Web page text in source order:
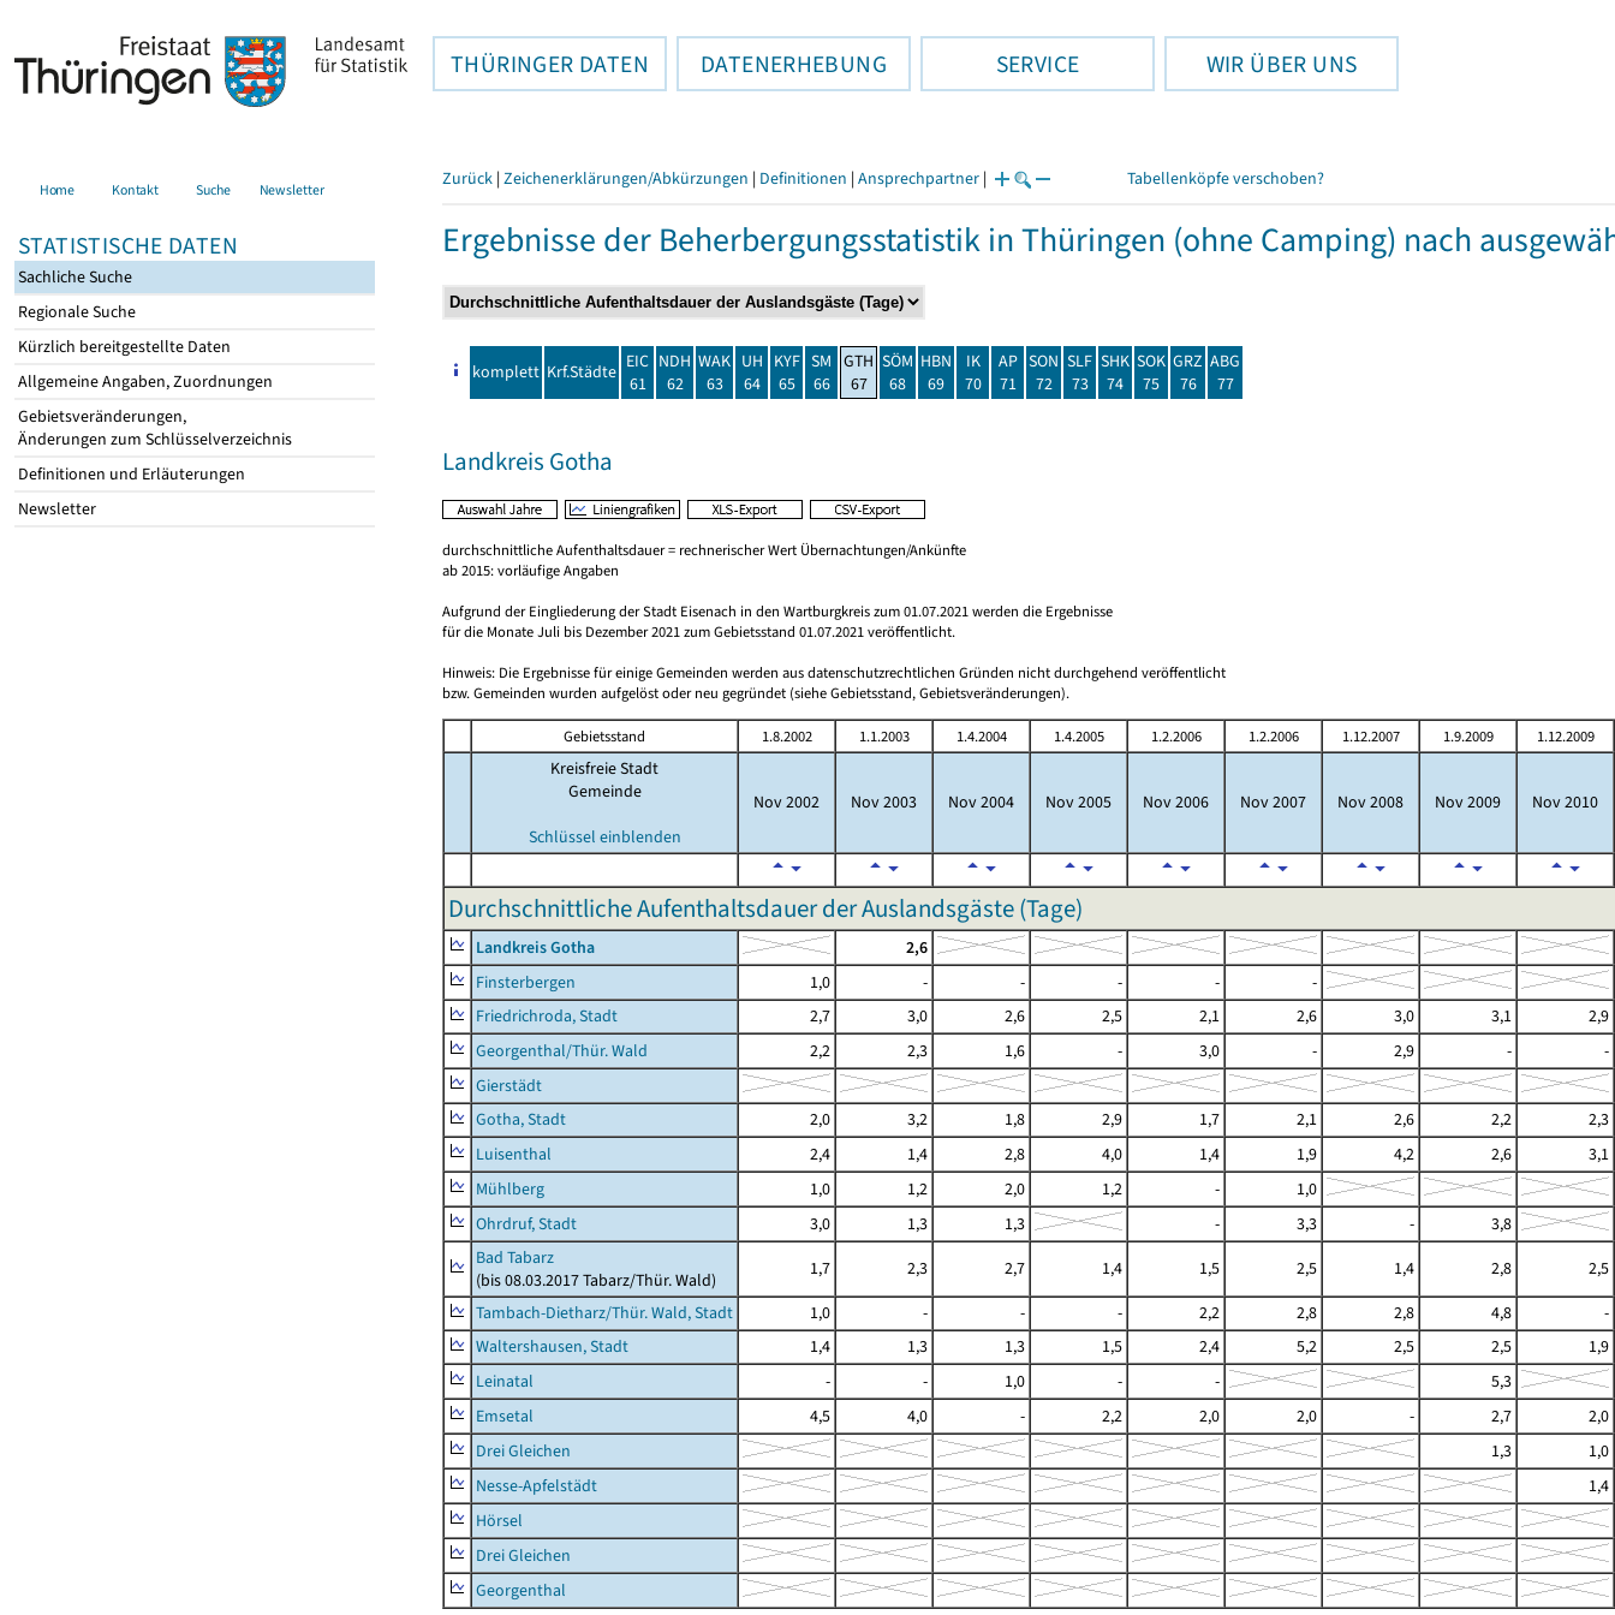
THÜRINGER DATEN DATENERHEBUNG SERVICE WIR ÜBER UNS
Home Kontakt Suche Newsletter
STATISTISCHE DATEN
Sachliche Suche
Regionale Suche
Kürzlich bereitgestellte Daten
Allgemeine Angaben, Zuordnungen
Gebietsveränderungen,
Änderungen zum Schlüsselverzeichnis
Definitionen und Erläuterungen
Newsletter
Zurück | Zeichenerklärungen/Abkürzungen | Definitionen | Ansprechpartner | Tabellenköpfe verschoben?
Ergebnisse der Beherbergungsstatistik in Thüringen (ohne Camping) nach
komplett Krf.Städte EIC
61
NDH
62
WAK
63
UH
64
KYF
65
SM
66
GTH
67
SÖM
68
HBN
69
IK
70
AP
71
SON
72
SLF
73
SHK
74
SOK
75
GRZ
76
ABG
77
Landkreis Gotha
durchschnittliche Aufenthaltsdauer = rechnerischer Wert Übernachtungen/Ankünfte
ab 2015: vorläufige Angaben
Aufgrund der Eingliederung der Stadt Eisenach in den Wartburgkreis zum 01.07.2021 werden die Ergebnisse
für die Monate Juli bis Dezember 2021 zum Gebietsstand 01.07.2021 veröffentlicht.
Hinweis: Die Ergebnisse für einige Gemeinden werden aus datenschutzrechtlichen Gründen nicht durchgehend veröffentlicht
bzw. Gemeinden wurden aufgelöst oder neu gegründet (siehe Gebietsstand, Gebietsveränderungen).
Gebietsstand 1.8.2002 1.1.2003 1.4.2004 1.4.2005 1.2.2006 1.2.2006 1.12.2007 1.9.2009 1.12.2009
Kreisfreie Stadt
Gemeinde
Schlüssel einblenden
Nov 2002 Nov 2003 Nov 2004 Nov 2005 Nov 2006 Nov 2007 Nov 2008 Nov 2009 Nov 2010
Durchschnittliche Aufenthaltsdauer der Auslandsgäste (Tage)
Landkreis Gotha
2,6
Finsterbergen
1,0 - - - -
-
Friedrichroda, Stadt
2,7 3,0 2,6 2,5 2,1 2,6 3,0 3,1
2,9
Georgenthal/Thür. Wald
2,2 2,3 1,6 - 3,0 - 2,9 -
-
Gierstädt
Gotha, Stadt
2,0 3,2 1,8 2,9 1,7 2,1 2,6 2,2
2,3
Luisenthal
2,4 1,4 2,8 4,0 1,4 1,9 4,2 2,6
3,1
Mühlberg
1,0 1,2 2,0 1,2 -
1,0
Ohrdruf, Stadt
3,0 1,3 1,3 - 3,3 -
3,8
Bad Tabarz
(bis 08.03.2017 Tabarz/Thür. Wald)
1,7 2,3 2,7 1,4 1,5 2,5 1,4 2,8
2,5
Tambach-Dietharz/Thür. Wald, Stadt
1,0 - - - 2,2 2,8 2,8 4,8
-
Waltershausen, Stadt
1,4 1,3 1,3 1,5 2,4 5,2 2,5 2,5
1,9
Leinatal
- - 1,0 - -
5,3
Emsetal
4,5 4,0 - 2,2 2,0 2,0 - 2,7
2,0
Drei Gleichen
1,3
1,0
Nesse-Apfelstädt
1,4
Hörsel
Drei Gleichen
Georgenthal